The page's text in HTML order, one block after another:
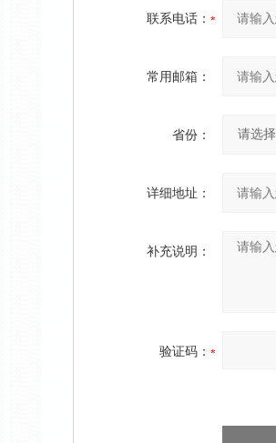
联系电话：
常用邮箱：
省份：
详细地址：
补充说明：
验证码：